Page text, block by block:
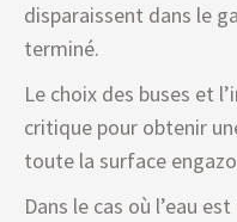
disparaissent dans le
terminé.
Le choix des buses et
critique pour obtenir
toute la surface
Dans le cas où l’eau